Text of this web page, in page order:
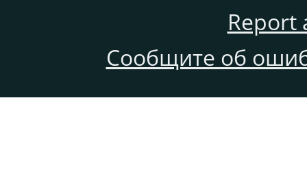
Report
Сообщите об